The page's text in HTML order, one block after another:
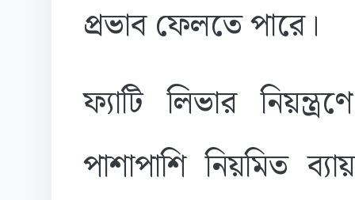
প্রভাব ফেলতে পারে।
ফ্যাটি লিভার
পাশাপাশি নিয়মিত